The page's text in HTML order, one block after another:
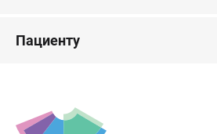
Пациенту